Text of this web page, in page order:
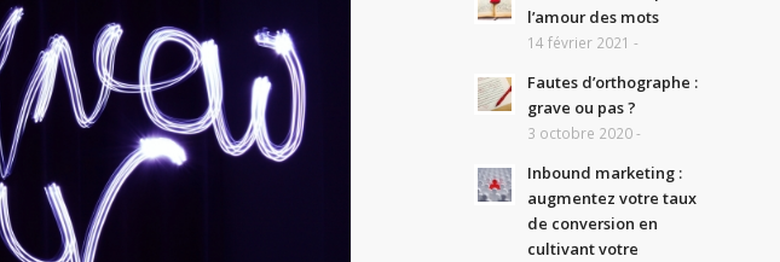
l’amour des mots
14 février 2021 -
Fautes d’orthographe :
grave ou pas ?
3 octobre 2020 -
Inbound marketing :
augmentez votre taux
de conversion en
cultivant votre